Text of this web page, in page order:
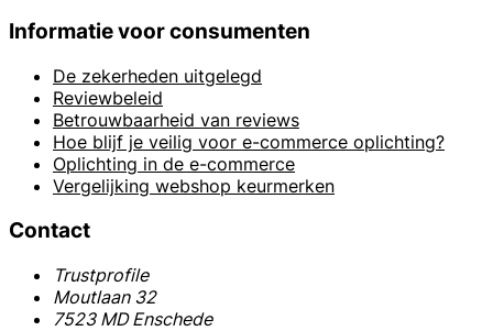
Informatie voor consumenten
De zekerheden uitgelegd
Reviewbeleid
Betrouwbaarheid van reviews
Hoe blijf je veilig voor e-commerce oplichting?
Oplichting in de e-commerce
Vergelijking webshop keurmerken
Contact
Trustprofile
Moutlaan 32
7523 MD Enschede